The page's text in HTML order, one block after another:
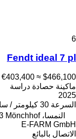
6
Fendt ideal 7 pl
€403,400 ≈ $466,100
ماكينة حصادة دراسة
2025
السرعة 30 كيلومتر / ساعة
النمسا، At-7123 Mönchhof
E-FARM GmbH
الاتصال بالبائع